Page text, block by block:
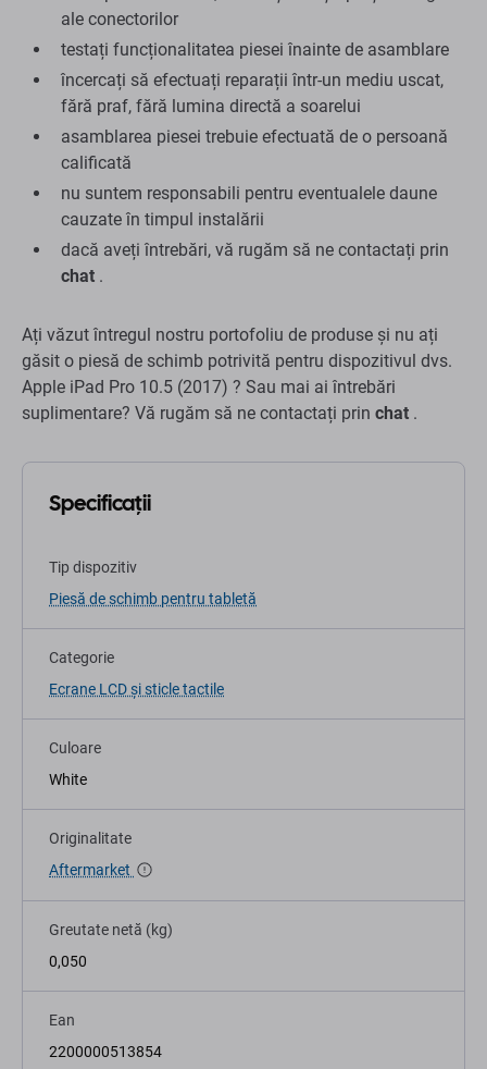
ale conectorilor
testați funcționalitatea piesei înainte de asamblare
încercați să efectuați reparații într-un mediu uscat,
fără praf, fără lumina directă a soarelui
asamblarea piesei trebuie efectuată de o persoană
calificată
nu suntem responsabili pentru eventualele daune
cauzate în timpul instalării
dacă aveți întrebări, vă rugăm să ne contactați prin
chat .
Ați văzut întregul nostru portofoliu de produse și nu ați
găsit o piesă de schimb potrivită pentru dispozitivul dvs.
Apple iPad Pro 10.5 (2017) ? Sau mai ai întrebări
suplimentare? Vă rugăm să ne contactați prin chat .
Specificații
Tip dispozitiv
Piesă de schimb pentru tabletă
Categorie
Ecrane LCD și sticle tactile
Culoare
White
Originalitate
Aftermarket
Greutate netă (kg)
0,050
Ean
2200000513854